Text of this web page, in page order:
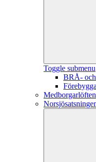
Toggle submenu
BRÅ-
Medborgarlöften